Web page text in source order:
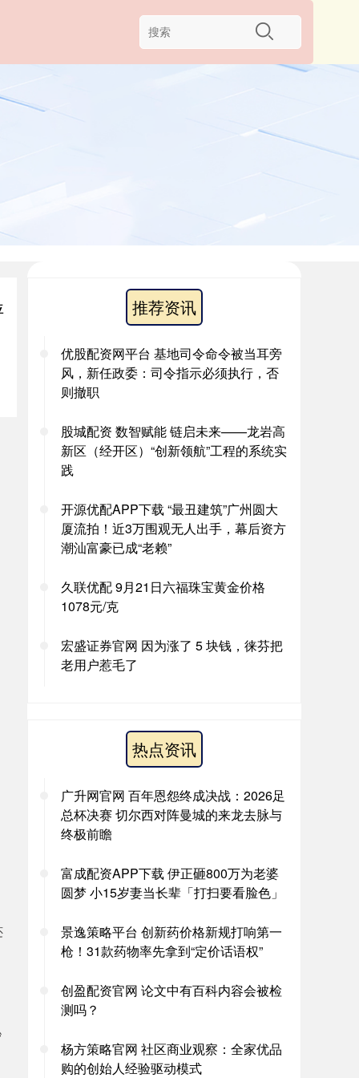
推荐资讯
优股配资网平台 基地司令命令被当耳旁
风，新任政委：司令指示必须执行，否
则撤职
股城配资 数智赋能 链启未来——龙岩高
新区（经开区）“创新领航”工程的系统实
践
开源优配APP下载 “最丑建筑”广州圆大
厦流拍！近3万围观无人出手，幕后资方
潮汕富豪已成“老赖”
久联优配 9月21日六福珠宝黄金价格
1078元/克
宏盛证券官网 因为涨了 5 块钱，徕芬把
老用户惹毛了
热点资讯
广升网官网 百年恩怨终成决战：2026足
总杯决赛 切尔西对阵曼城的来龙去脉与
终极前瞻
富成配资APP下载 伊正砸800万为老婆
圆梦 小15岁妻当长辈「打扫要看脸色」
景逸策略平台 创新药价格新规打响第一
枪！31款药物率先拿到“定价话语权”
创盈配资官网 论文中有百科内容会被检
测吗？
杨方策略官网 社区商业观察：全家优品
购的创始人经验驱动模式